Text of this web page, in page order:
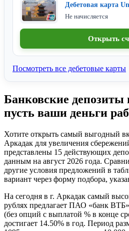
Дебетовая карта
Не начисляется
Открыть
Посмотреть все дебетовые карты
Банковские депозиты
пусть ваши деньги
Хотите открыть самый выгодный
Аркадак для увеличения
представлены 15 действующих
данным на август 2026 года.
другие условия предложений в
вариант через форму подбора,
На сегодня в г. Аркадак самый
рублях предлагает ПАО «банк
(без опций с выплатой % в конце
достигает 14.50% в год. Период